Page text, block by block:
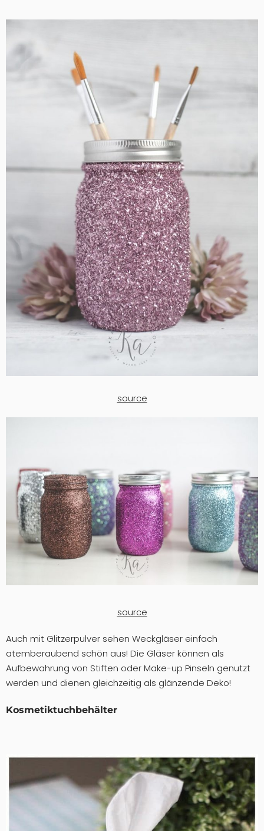
source
source
Auch mit Glitzerpulver sehen Weckgläser einfach
atemberaubend schön aus! Die Gläser können als
Aufbewahrung von Stiften oder Make-up Pinseln genutzt
werden und dienen gleichzeitig als glänzende Deko!
Kosmetiktuchbehälter